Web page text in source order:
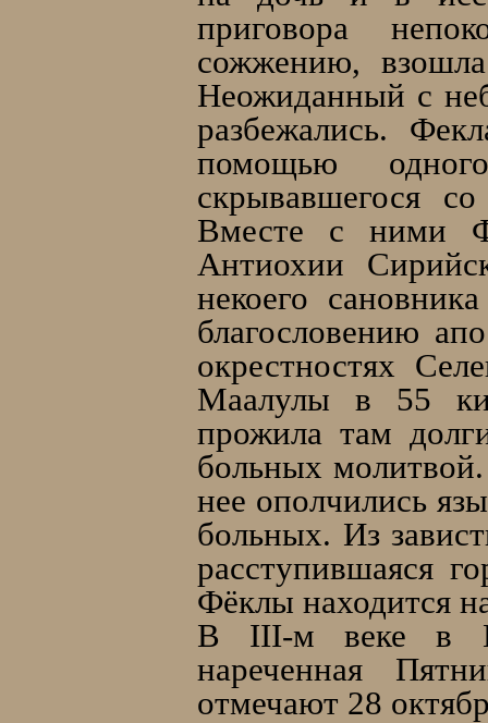
приговора
сожжению,
Неожиданный с
разбежались.
помощью
cкрывавшегося
Вместе с ними
Антиохии
некоего
благословению
окрестностях
Маалулы в 55
прожила там
больных
нее ополчились
больных. Из
расступившаяся
Фёклы находится
В III-м веке в
нареченная
отмечают 28